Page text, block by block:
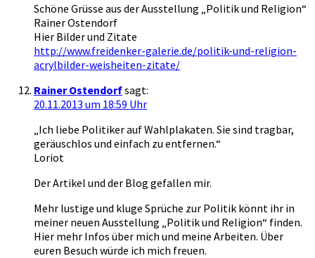
Schöne Grüsse aus der Ausstellung „Politik und Religion“
Rainer Ostendorf
Hier Bilder und Zitate
http://www.freidenker-galerie.de/politik-und-religion-
acrylbilder-weisheiten-zitate/
Rainer Ostendorfsagt:
20.11.2013 um 18:59 Uhr
„Ich liebe Politiker auf Wahlplakaten. Sie sind tragbar,
geräuschlos und einfach zu entfernen.“
Loriot
Der Artikel und der Blog gefallen mir.
Mehr lustige und kluge Sprüche zur Politik könnt ihr in
meiner neuen Ausstellung „Politik und Religion“ finden.
Hier mehr Infos über mich und meine Arbeiten. Über
euren Besuch würde ich mich freuen.